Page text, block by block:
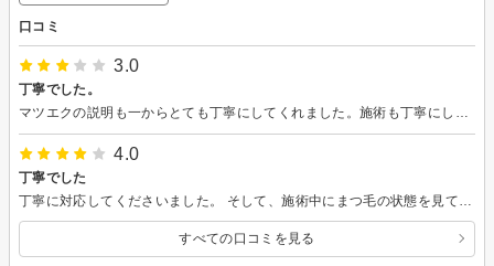
口コミ
3.0
丁寧でした。
4.0
丁寧でした
すべての口コミを見る